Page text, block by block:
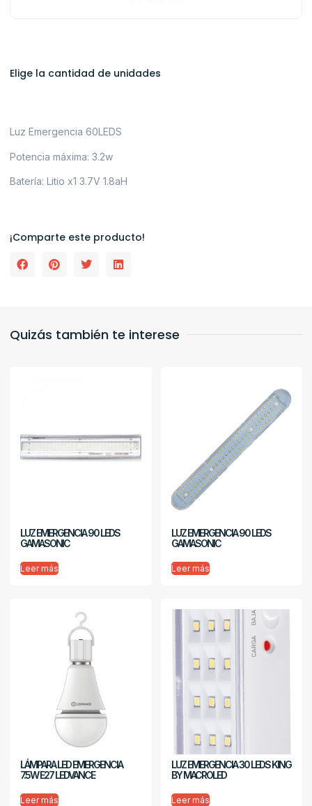
Elige la cantidad de unidades
Luz Emergencia 60LEDS
Potencia máxima: 3.2w
Batería: Litio x1 3.7V 1.8aH
¡Comparte este producto!
Quizás también te interese
LUZ EMERGENCIA 90 LEDS
GAMASONIC
Leer más
LUZ EMERGENCIA 90 LEDS
GAMASONIC
Leer más
LÁMPARA LED EMERGENCIA
7.5W E27 LEDVANCE
Leer más
LUZ EMERGENCIA 30 LEDS KING
BY MACROLED
Leer más